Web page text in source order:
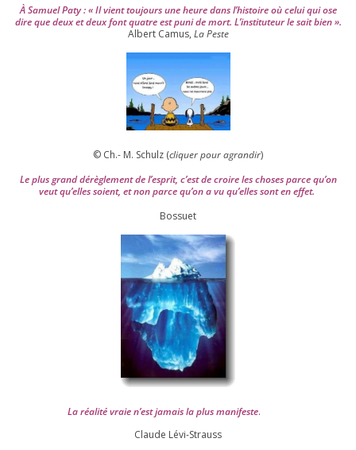
À Samuel Paty : « Il vient tou­jours une heure dans l’his­toire où celui qui ose
dire que deux et deux font quatre est puni de mort. L’instituteur le sait bien ».
Albert Camus, La Peste
© Ch.- M. Schulz (cli­quer pour agran­dir)
Le plus grand dérè­gle­ment de l’es­prit, c’est de croire les choses parce qu’on
veut qu’elles soient, et non parce qu’on a vu qu’elles sont en effet.
Bossuet
La réa­lité vraie n’est jamais la plus mani­feste.
Claude Lévi-Strauss